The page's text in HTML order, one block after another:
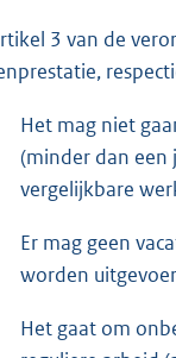
3 van de
Het mag niet
(minder dan een
vergelijkbare
Er mag geen
worden
Het gaat om